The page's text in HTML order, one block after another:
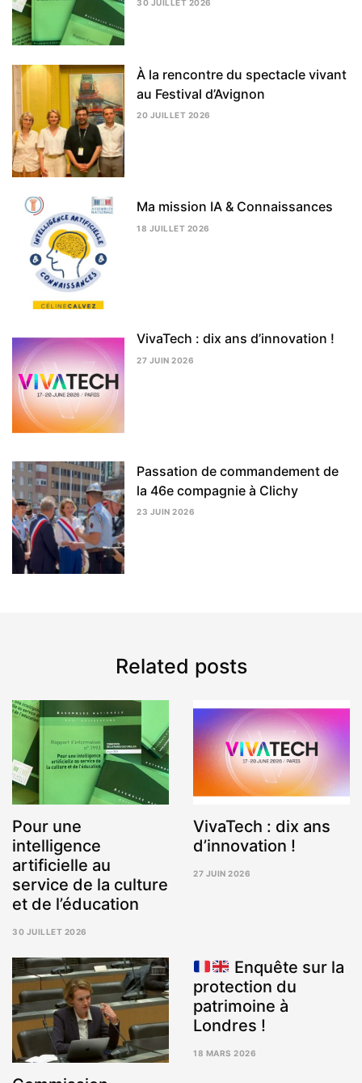
30 JUILLET 2026
À la rencontre du spectacle vivant
au Festival d’Avignon
20 JUILLET 2026
Ma mission IA & Connaissances
18 JUILLET 2026
VivaTech : dix ans d’innovation !
27 JUIN 2026
Passation de commandement de
la 46e compagnie à Clichy
23 JUIN 2026
Related posts
Pour une
intelligence
artificielle au
service de la culture
et de l’éducation
30 JUILLET 2026
AOÛT
2026
VivaTech : dix ans
d’innovation !
27 JUIN 2026
Enquête sur la
protection du
patrimoine à
Londres !
18 MARS 2026